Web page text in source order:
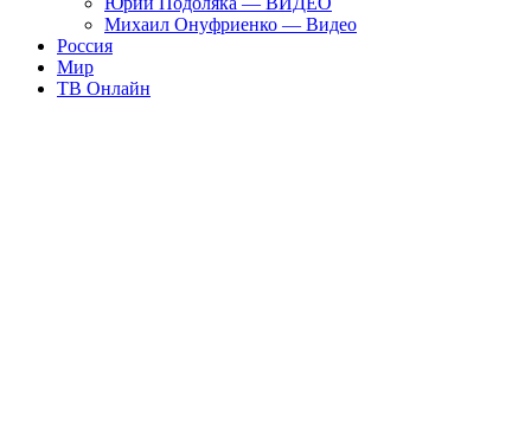
Михаил Онуфриенко — Видео
Россия
Мир
ТВ Онлайн